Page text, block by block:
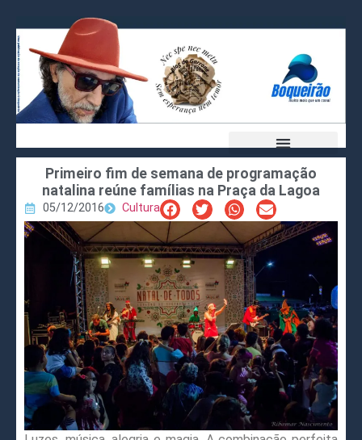
Primeiro fim de semana de programação
natalina reúne famílias na Praça da Lagoa
05/12/2016 Cultura